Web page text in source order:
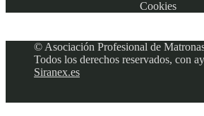
Cookies
© Asociación Profesional de
Todos los derechos reservados, con
Siranex.es